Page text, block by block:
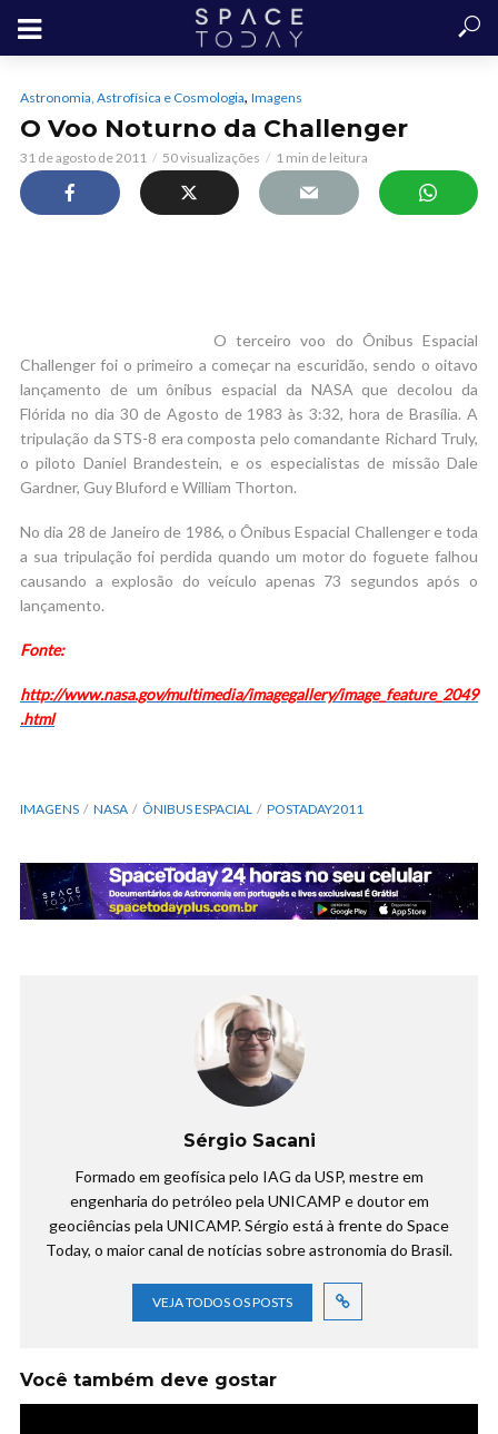
Astronomia, Astrofísica e Cosmologia, Imagens
O Voo Noturno da Challenger
31 de agosto de 2011 50 visualizações 1 min de leitura
O terceiro voo do Ônibus Espacial
Challenger foi o primeiro a começar na escuridão, sendo o oitavo
lançamento de um ônibus espacial da NASA que decolou da
Flórida no dia 30 de Agosto de 1983 às 3:32, hora de Brasília. A
tripulação da STS-8 era composta pelo comandante Richard Truly,
o piloto Daniel Brandestein, e os especialistas de missão Dale
Gardner, Guy Bluford e William Thorton.
No dia 28 de Janeiro de 1986, o Ônibus Espacial Challenger e toda
a sua tripulação foi perdida quando um motor do foguete falhou
causando a explosão do veículo apenas 73 segundos após o
lançamento.
Fonte:
http://www.nasa.gov/multimedia/imagegallery/image_feature_2049
.html
IMAGENS NASA ÔNIBUS ESPACIAL POSTADAY2011
Sérgio Sacani
Formado em geofísica pelo IAG da USP, mestre em
engenharia do petróleo pela UNICAMP e doutor em
geociências pela UNICAMP. Sérgio está à frente do Space
Today, o maior canal de notícias sobre astronomia do Brasil.
VEJA TODOS OS POSTS
Você também deve gostar